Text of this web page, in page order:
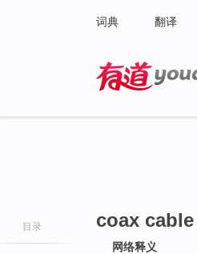
词典 翻译
目录 coax
网络释义